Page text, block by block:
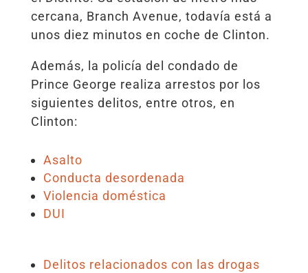
cercana, Branch Avenue, todavía está a
unos diez minutos en coche de Clinton.
Además, la policía del condado de
Prince George realiza arrestos por los
siguientes delitos, entre otros, en
Clinton:
Asalto
Conducta desordenada
Violencia doméstica
DUI
Delitos relacionados con las drogas